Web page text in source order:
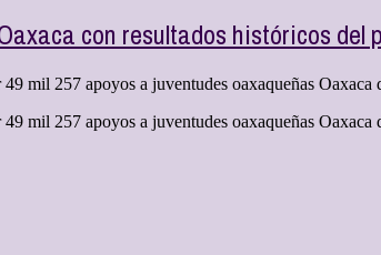
con resultados históricos del
mil 257 apoyos a juventudes oaxaqueñas Oaxaca
49 mil 257 apoyos a juventudes oaxaqueñas